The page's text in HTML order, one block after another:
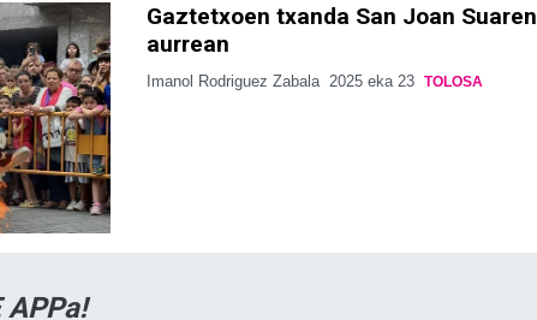
Gaztetxoen txanda San Joan Suaren
aurrean
Imanol Rodriguez Zabala 2025 eka 23 TOLOSA
APPa!